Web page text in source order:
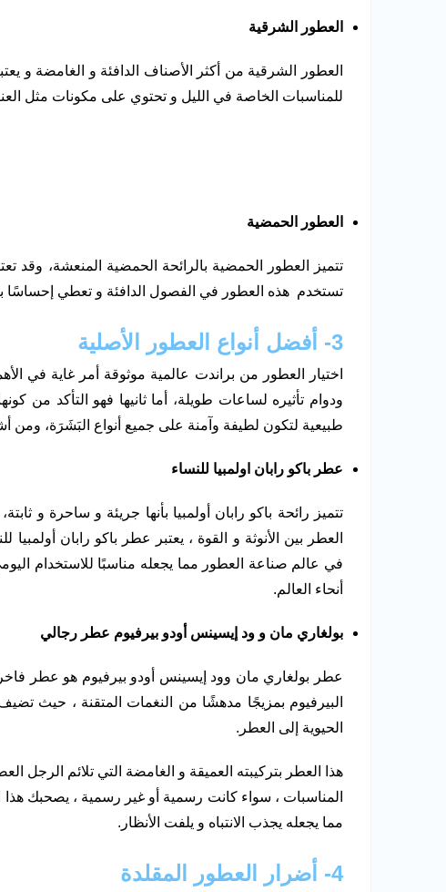
العطور الشرقية
العطور الشرقية من أكثر الأصناف الدافئة و الغامضة و
للمناسبات الخاصة في الليل و تحتوي على مكونات مثل
العطور الحمضية
تتميز العطور الحمضية بالرائحة الحمضية المنعشة،
تستخدم هذه العطور في الفصول الدافئة و تعطي إحساسًا
3- أفضل أنواع العطور الأصلية
اختيار العطور من براندت عالمية موثوقة أمر غاية في
ودوام تأثيره لساعات طويلة، أما ثانيها فهو التأكد
طبيعية لتكون لطيفة وآمنة على جميع أنواع البَشَرَة، ومن
عطر باكو رابان اولمبيا للنساء
تتميز رائحة باكو رابان أولمبيا بأنها جريئة و ساحرة و
العطر بين الأنوثة و القوة ، يعتبر عطر باكو رابان
في عالم صناعة العطور مما يجعله مناسبًا للاستخدام
أنحاء العالم.
بولغاري مان و ود إيسينس أودو بيرفيوم عطر رجالي
عطر بولغاري مان وود إيسينس أودو بيرفيوم هو عطر فاخر
البيرفيوم بمزيجًا مدهشًا من النغمات المتقنة ، حيث
الحيوية إلى العطر.
هذا العطر بتركيبته العميقة و الغامضة التي تلائم الرجل
المناسبات ، سواء كانت رسمية أو غير رسمية ، يصحبك
مما يجعله يجذب الانتباه و يلفت الأنظار.
4- أضرار العطور المقلدة